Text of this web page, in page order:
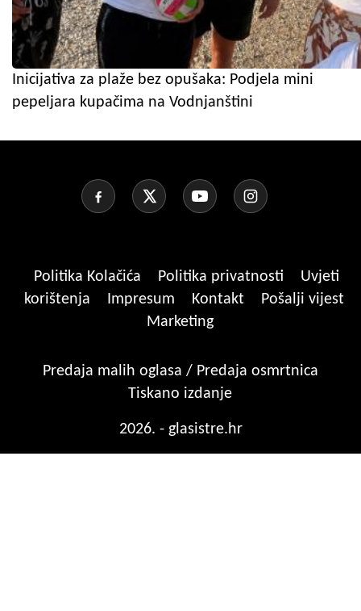
Inicijativa za plaže bez opušaka: Podjela mini
pepeljara kupačima na Vodnjanštini
Politika Kolačića Politika privatnosti
Uvjeti
korištenja
Impresum Kontakt
Pošalji vijest
Marketing
Predaja malih oglasa / Predaja osmrtnica
Tiskano izdanje
2026. - glasistre.hr